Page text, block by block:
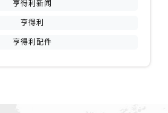
亨得利新闻
亨得利
亨得利配件